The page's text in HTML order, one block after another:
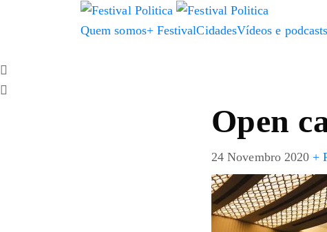
Quem somos+ FestivalCidadesVídeos e
Open
24 Novembro 2020 +